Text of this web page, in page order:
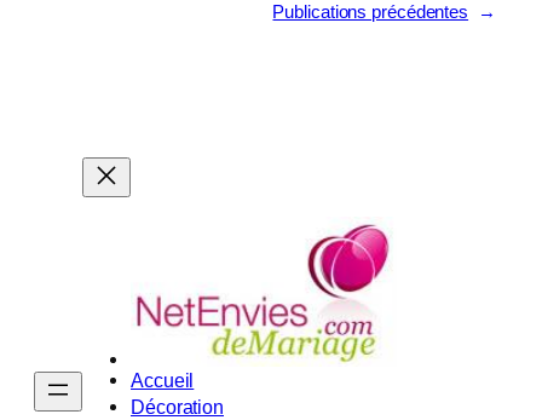
Publications précédentes
→
Accueil
Décoration